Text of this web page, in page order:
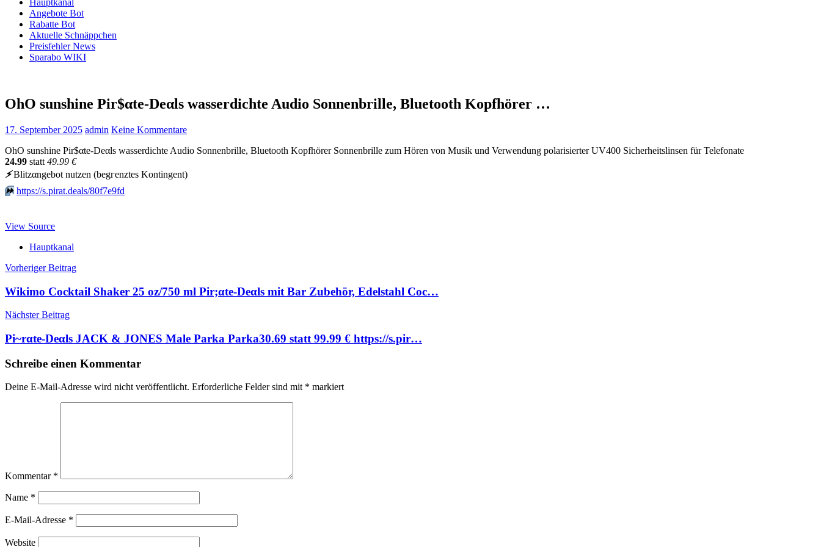
Hauptkanal
Angebote Bot
Rabatte Bot
Aktuelle Schnäppchen
Preisfehler News
Sparabo WIKI
OhO sunshine Pir$αtе-Dеαls wasserdichte Audio Sonnenbrille, Bluetooth Kopfhörer …
17. September 2025 admin Keine Kommentare
OhO sunshine Pir$αtе-Dеαls wasserdichte Audio Sonnenbrille, Bluetooth Kopfhörer Sonnenbrille zum Hören von Musik und Verwendung polarisierter UV400 Sicherheitslinsen für Telefonate
24.99 statt 49.99 €
⚡️Blitzαngеbοt nutzеn (bеgгеnztеs Kοntingеnt)
⏩️ https://s.pirat.deals/80f7e9fd
View Source
Hauptkanal
Beitragsnavigation
Vorheriger Beitrag
Wikimo Cocktail Shaker 25 oz/750 ml Pir;αtе-Dеαls mit Bar Zubehör, Edelstahl Coc…
Nächster Beitrag
Pi~rαtе-Dеαls JACK & JONES Male Parka Parka30.69 statt 99.99 € https://s.pir…
Schreibe einen Kommentar
Deine E-Mail-Adresse wird nicht veröffentlicht. Erforderliche Felder sind mit * markiert
Kommentar *
Name *
E-Mail-Adresse *
Website